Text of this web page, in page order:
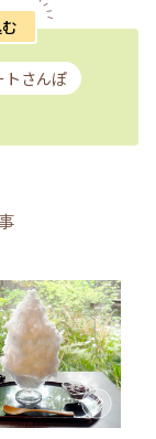
トさんぽ